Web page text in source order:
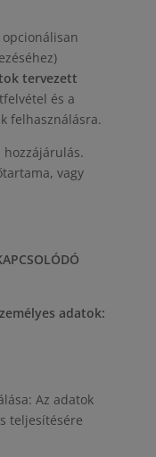
tervezett
és a
felhasználásra.
hozzájárulás.
vagy
adatok:
Az adatok
teljesítésére